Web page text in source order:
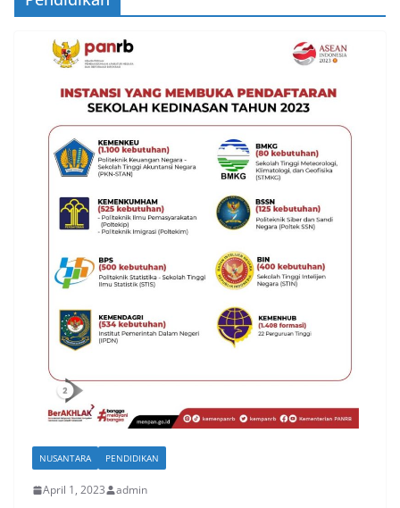
NUSANTARA PENDIDIKAN
April 1, 2023 admin